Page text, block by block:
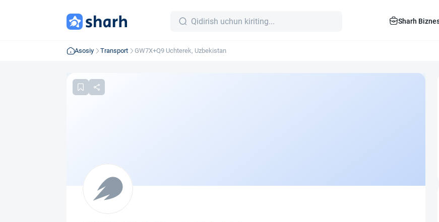
Sharh
Asosiy Transport GW7X+Q9 Uchterek, Uzbekistan